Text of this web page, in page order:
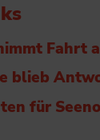
Fahrt
blieb
für